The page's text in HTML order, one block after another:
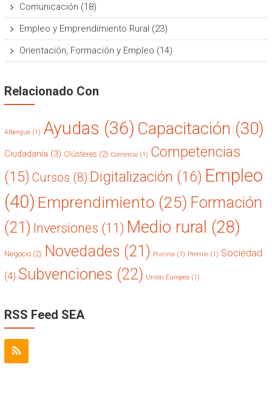
Comunicación (18)
Empleo y Emprendimiento Rural (23)
Orientación, Formación y Empleo (14)
Relacionado Con
Albergue(1) Ayudas (36) Capacitación (30)
Ciudadanía (3) Clústeres (2) Comercio(1) Competencias
(15) Cursos (8) Digitalización (16) Empleo
(40) Emprendimiento (25) Formación
(21) Inversiones (11) Medio rural (28)
Negocio(2) Novedades (21) Piscina (1) Premio(1) Sociedad
(4) Subvenciones (22) Unión Europea (1)
RSS Feed SEA